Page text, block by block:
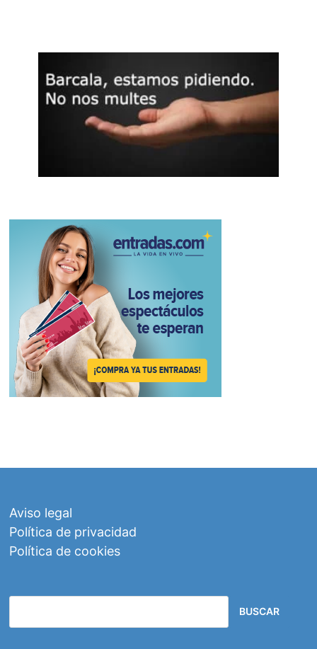
Aviso legal
Política de privacidad
Política de cookies
BUSCAR